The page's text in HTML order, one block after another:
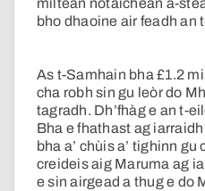
mìltean notaichean a-
bho dhaoine air feadh an
As t-Samhain bha £1.2
cha robh sin gu leòr do
tagradh. Dh’fhàg e an t-
Bha e fhathast ag
bha a’ chùis a’ tighinn
creideis aig Maruma ag
e sin airgead a thug e do